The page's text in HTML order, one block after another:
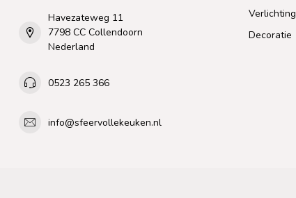
Havezateweg 11
7798 CC Collendoorn
Nederland
0523 265 366
info@sfeervollekeuken.nl
Verlichting
Decoratie